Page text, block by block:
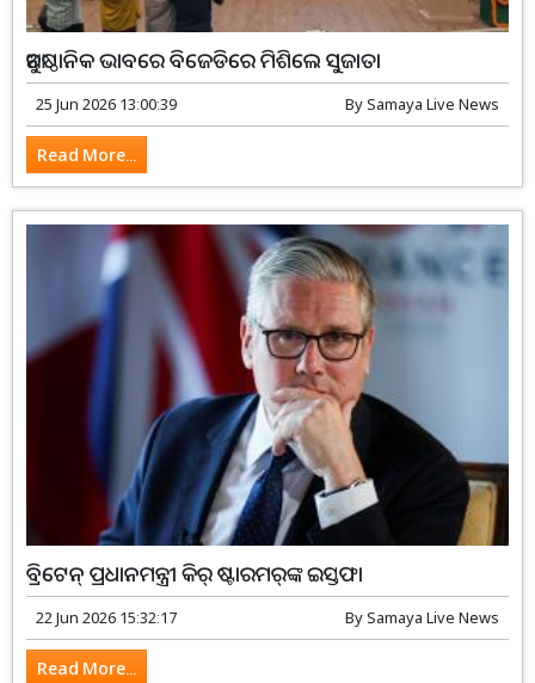
ଆନୁଷ୍ଠାନିକ ଭାବରେ ବିଜେଡିରେ ମିଶିଲେ ସୁଜାତା
25 Jun 2026 13:00:39 BySamaya Live News
Read More...
ବ୍ରିଟେନ୍ ପ୍ରଧାନମନ୍ତ୍ରୀ କିର୍ ଷ୍ଟାରମର୍‌ଙ୍କ ଇସ୍ତଫା
22 Jun 2026 15:32:17 BySamaya Live News
Read More...